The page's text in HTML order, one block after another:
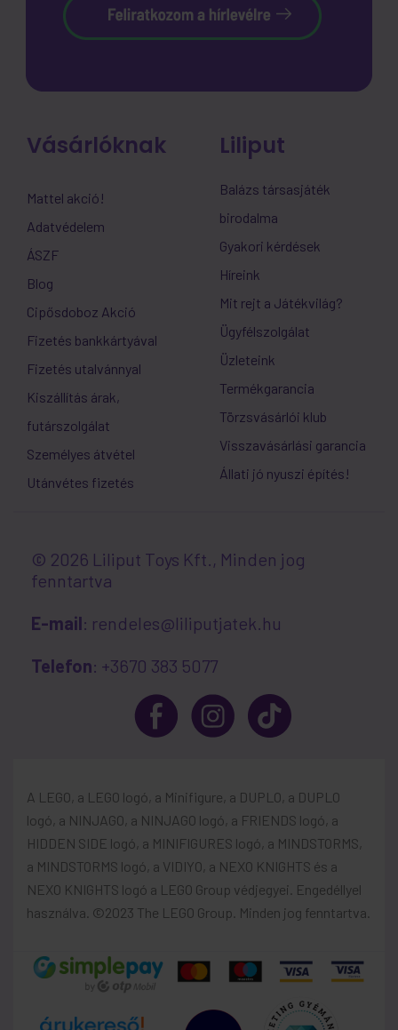
Vásárlóknak
Mattel akció!
Adatvédelem
ÁSZF
Blog
Cipősdoboz Akció
Fizetés bankkártyával
Fizetés utalvánnyal
Kiszállítás árak,
futárszolgálat
Személyes átvétel
Utánvétes fizetés
Liliput
Balázs társasjáték
birodalma
Gyakori kérdések
Híreink
Mit rejt a Játékvilág?
Ügyfélszolgálat
Üzleteink
Termékgarancia
Törzsvásárlói klub
Visszavásárlási garancia
Állati jó nyuszi építés!
© 2026 Liliput Toys Kft., Minden jog
fenntartva
E-mail: rendeles@liliputjatek.hu
Telefon: +3670 383 5077
A LEGO, a LEGO logó, a Minifigure, a DUPLO, a DUPLO
logó, a NINJAGO, a NINJAGO logó, a FRIENDS logó, a
HIDDEN SIDE logó, a MINIFIGURES logó, a MINDSTORMS,
a MINDSTORMS logó, a VIDIYO, a NEXO KNIGHTS és a
NEXO KNIGHTS logó a LEGO Group védjegyei. Engedéllyel
használva. ©2023 The LEGO Group. Minden jog fenntartva.